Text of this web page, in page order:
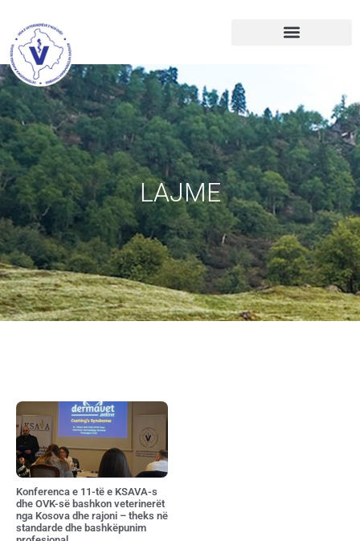
LAJME
Konferenca e 11-të e KSAVA-s
dhe OVK-së bashkon veterinerët
nga Kosova dhe rajoni – theks në
standarde dhe bashkëpunim